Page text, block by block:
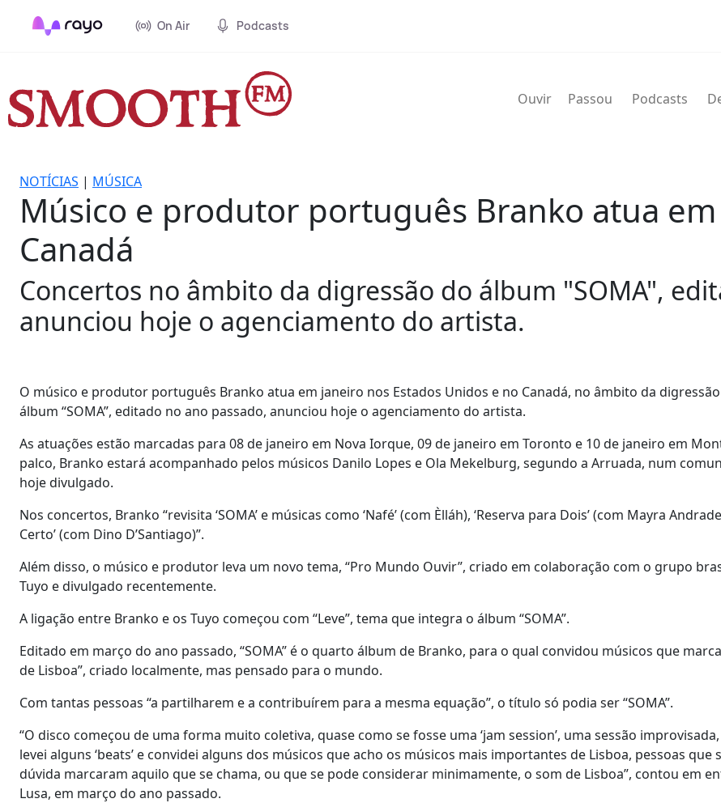
On Air Podcasts
Ouvir Passou Podcasts
NOTÍCIAS | MÚSICA
Músico e produtor português Branko atua em
Canadá
Concertos no âmbito da digressão do álbum "SOMA",
anunciou hoje o agenciamento do artista.
O músico e produtor português Branko atua em janeiro nos Estados Unidos e no Canadá, no âmbito da
álbum “SOMA”, editado no ano passado, anunciou hoje o agenciamento do artista.
As atuações estão marcadas para 08 de janeiro em Nova Iorque, 09 de janeiro em Toronto e 10 de janeiro em
palco, Branko estará acompanhado pelos músicos Danilo Lopes e Ola Mekelburg, segundo a Arruada, num
hoje divulgado.
Nos concertos, Branko “revisita ‘SOMA’ e músicas como ‘Nafé’ (com Èlláh), ‘Reserva para Dois’ (com Mayra
Certo’ (com Dino D’Santiago)”.
Além disso, o músico e produtor leva um novo tema, “Pro Mundo Ouvir”, criado em colaboração com o grupo
Tuyo e divulgado recentemente.
A ligação entre Branko e os Tuyo começou com “Leve”, tema que integra o álbum “SOMA”.
Editado em março do ano passado, “SOMA” é o quarto álbum de Branko, para o qual convidou músicos que
de Lisboa”, criado localmente, mas pensado para o mundo.
Com tantas pessoas “a partilharem e a contribuírem para a mesma equação”, o título só podia ser “SOMA”.
“O disco começou de uma forma muito coletiva, quase como se fosse uma ‘jam session’, uma sessão
levei alguns ‘beats’ e convidei alguns dos músicos que acho os músicos mais importantes de Lisboa, pessoas que
dúvida marcaram aquilo que se chama, ou que se pode considerar minimamente, o som de Lisboa”, contou em
Lusa, em março do ano passado.